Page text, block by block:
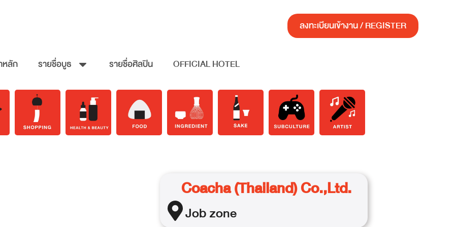
ลงทะเบียนเข้างาน / REGISTER
ลัก รายชื่อบูธ รายชื่อศิลปิน OFFICIAL HOTEL
Coacha (Thailand) Co.,Ltd.
Jobzone